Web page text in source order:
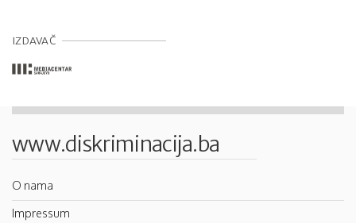
IZDAVAČ
www.diskriminacija.ba
O nama
Impressum